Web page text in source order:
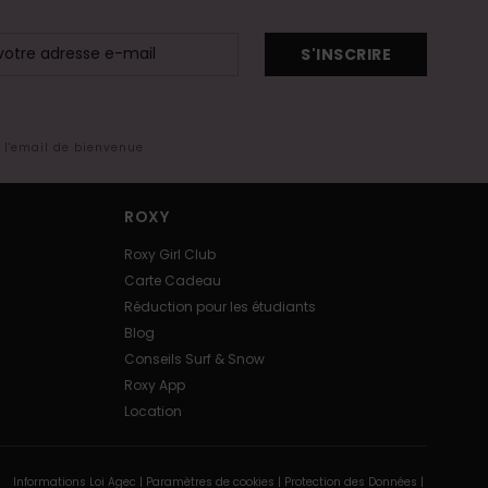
S'INSCRIRE
de bienvenue
ROXY
Roxy Girl Club
Carte Cadeau
Réduction pour les étudiants
Blog
Conseils Surf & Snow
Roxy App
Location
Informations Loi Agec | Paramètres de cookies | Protection des Données |